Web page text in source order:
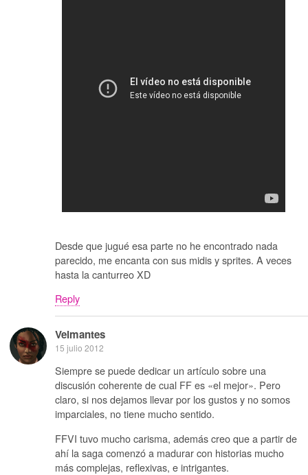
Desde que jugué esa parte no he encontrado nada
parecido, me encanta con sus midis y sprites. A veces
hasta la canturreo XD
Reply
Velmantes
15 julio 2012
Siempre se puede dedicar un artículo sobre una
discusión coherente de cual FF es «el mejor». Pero
claro, si nos dejamos llevar por los gustos y no somos
imparciales, no tiene mucho sentido.
FFVI tuvo mucho carisma, además creo que a partir de
ahí la saga comenzó a madurar con historias mucho
más complejas, reflexivas, e intrigantes.